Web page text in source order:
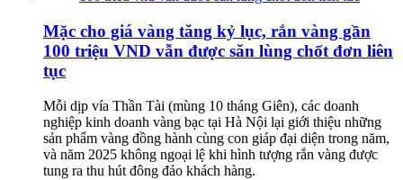
Mặc cho giá vàng tăng kỷ lục, rắn vàng gần
100 triệu VND vẫn được săn lùng chốt đơn liên
tục
Mỗi dịp vía Thần Tài (mùng 10 tháng Giên), các doanh
nghiệp kinh doanh vàng bạc tại Hà Nội lại giới thiệu những
sản phẩm vàng đồng hành cùng con giáp đại diện trong năm,
và năm 2025 không ngoại lệ khi hình tượng rắn vàng được
tung ra thu hút đông đảo khách hàng.